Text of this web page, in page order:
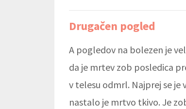
Drugačen pogled
A pogledov na bolezen je
da je mrtev zob posledica
v telesu odmrl. Najprej se je
nastalo je mrtvo tkivo. Je